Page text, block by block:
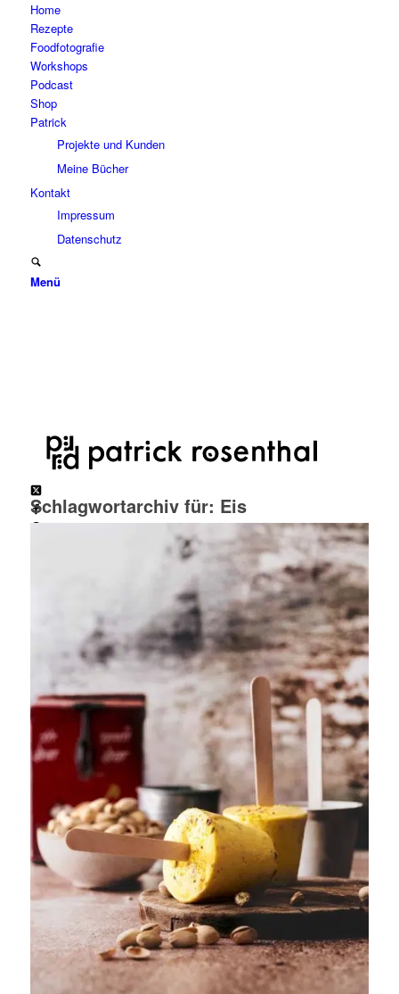
Home
Rezepte
Foodfotografie
Workshops
Podcast
Shop
Patrick
Projekte und Kunden
Meine Bücher
Kontakt
Impressum
Datenschutz
Menü
Schlagwortarchiv für: Eis